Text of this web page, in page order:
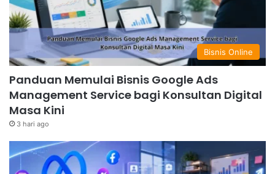
Bisnis Online
Panduan Memulai Bisnis Google Ads
Management Service bagi Konsultan Digital
Masa Kini
3 hari ago